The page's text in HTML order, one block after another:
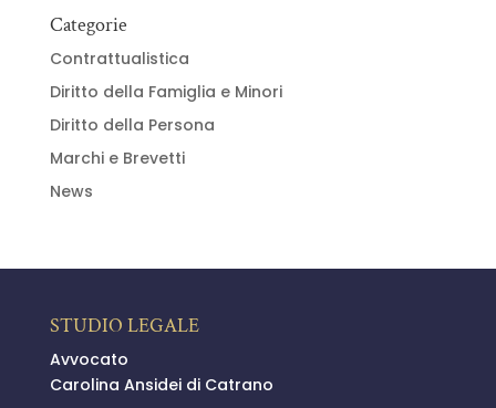
Categorie
Contrattualistica
Diritto della Famiglia e Minori
Diritto della Persona
Marchi e Brevetti
News
STUDIO LEGALE
Avvocato
Carolina Ansidei di Catrano